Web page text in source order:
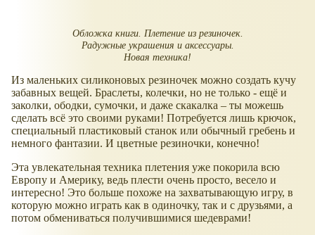
Обложка книги. Плетение из резиночек.
Радужные украшения и аксессуары.
Новая техника!
Из маленьких силиконовых резиночек можно создать кучу
забавных вещей. Браслеты, колечки, но не только - ещё и
заколки, ободки, сумочки, и даже скакалка – ты можешь
сделать всё это своими руками! Потребуется лишь крючок,
специальный пластиковый станок или обычный гребень и
немного фантазии. И цветные резиночки, конечно!
Эта увлекательная техника плетения уже покорила всю
Европу и Америку, ведь плести очень просто, весело и
интересно! Это больше похоже на захватывающую игру, в
которую можно играть как в одиночку, так и с друзьями, а
потом обмениваться получившимися шедеврами!